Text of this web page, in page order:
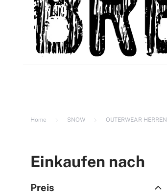
Home SNOW OUTERWEAR HERREN
Einkaufen nach
Preis